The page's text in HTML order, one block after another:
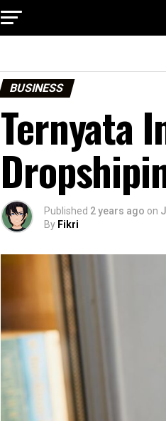
BUSINESS
Ternyata
Published 2 years ago on
By Fikri